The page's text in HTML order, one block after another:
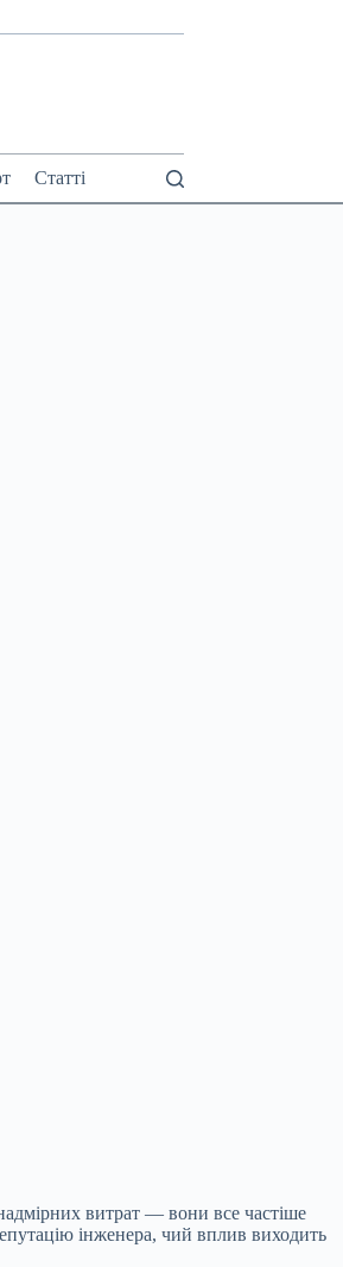
Статті
витрат — вони все частіше
інженера, чий вплив виходить